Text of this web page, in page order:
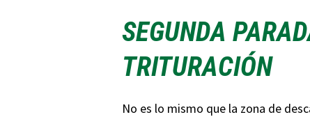
SEGUNDA
TRITURACIÓN
No es lo mismo que la zona de